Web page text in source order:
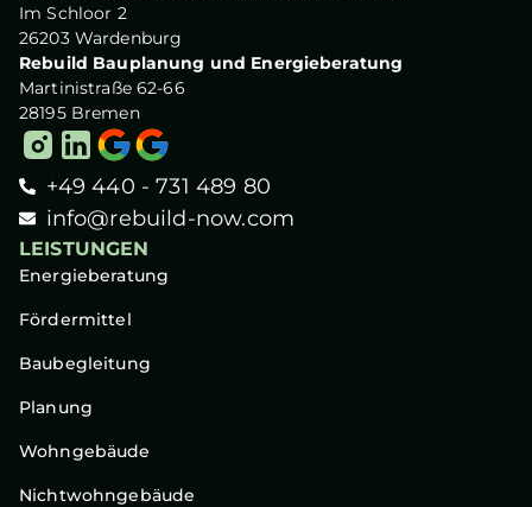
Im Schloor 2
26203 Wardenburg
Rebuild Bauplanung und Energieberatung
Martinistraße 62-66
28195 Bremen
+49 440 - 731 489 80
info@rebuild-now.com
LEISTUNGEN
Energieberatung
Fördermittel
Baubegleitung
Planung
Wohngebäude
Nichtwohngebäude